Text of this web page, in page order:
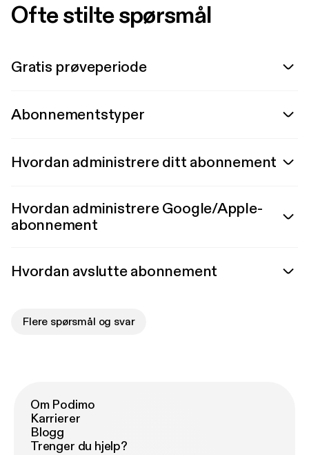
Ofte stilte spørsmål
Gratis prøveperiode
Abonnementstyper
Hvordan administrere ditt abonnement
Hvordan administrere Google/Apple-
abonnement
Hvordan avslutte abonnement
Flere spørsmål og svar
Om Podimo
Karrierer
Blogg
Trenger du hjelp?